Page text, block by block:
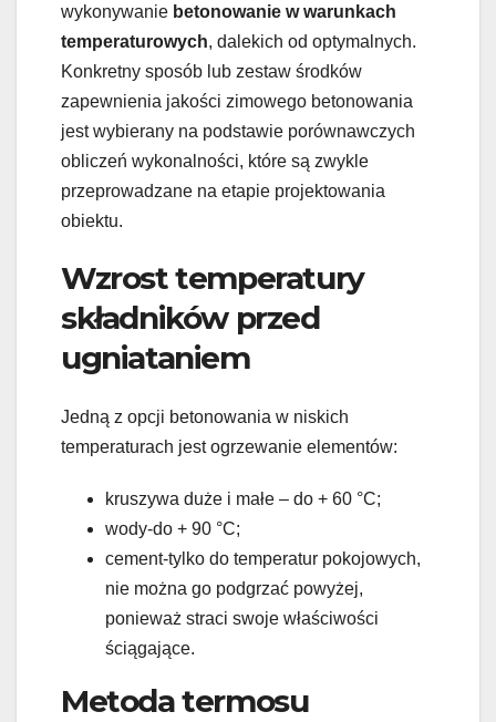
wykonywanie betonowanie w warunkach
temperaturowych, dalekich od optymalnych.
Konkretny sposób lub zestaw środków
zapewnienia jakości zimowego betonowania
jest wybierany na podstawie porównawczych
obliczeń wykonalności, które są zwykle
przeprowadzane na etapie projektowania
obiektu.
Wzrost temperatury
składników przed
ugniataniem
Jedną z opcji betonowania w niskich
temperaturach jest ogrzewanie elementów:
kruszywa duże i małe – do + 60 °C;
wody-do + 90 °C;
cement-tylko do temperatur pokojowych,
nie można go podgrzać powyżej,
ponieważ straci swoje właściwości
ściągające.
Metoda termosu